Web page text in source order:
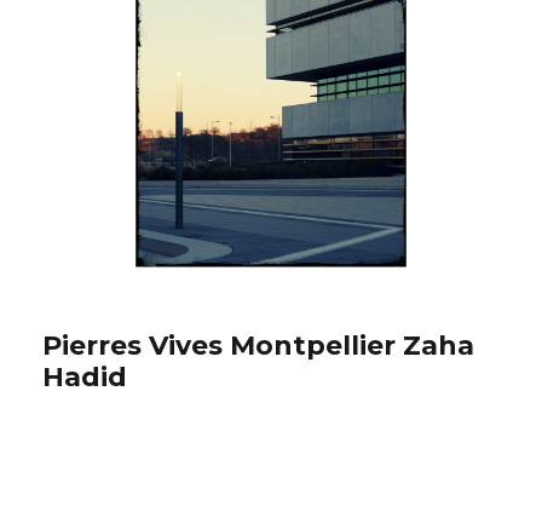
Pierres Vives Montpellier Zaha
Hadid